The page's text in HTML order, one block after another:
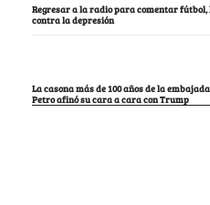
Regresar a la radio para comentar
contra la depresión
La casona más de 100 años de la
Petro afinó su cara a cara con Trump